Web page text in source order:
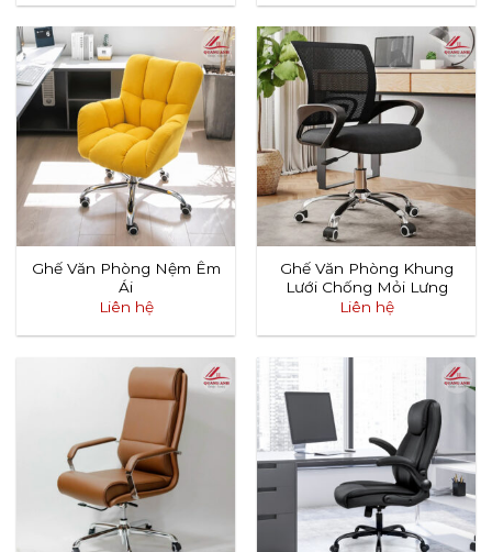
Ghế Văn Phòng Nệm Êm
Ái
Liên hệ
Ghế Văn Phòng Khung
Lưới Chống Mỏi Lưng
Liên hệ